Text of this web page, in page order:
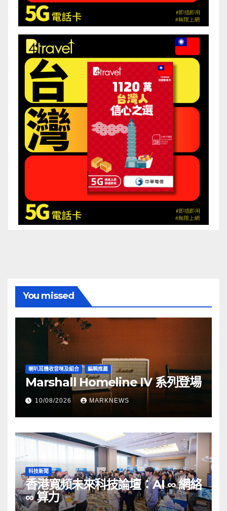
You missed
喇叭耳機收音咪及組合 編輯推薦
Marshall Homeline IV 系列登場
10/08/2026 MARKNEWS
科技新聞
香港寬頻未來科技論壇：AI ∞ 網絡
∞ 算力